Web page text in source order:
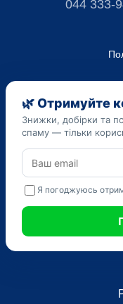
044 333-
Дата
Приведенная на
исключительно
нашу информацию
Лечащий врач может
САМОЛЕЧЕНИЕ